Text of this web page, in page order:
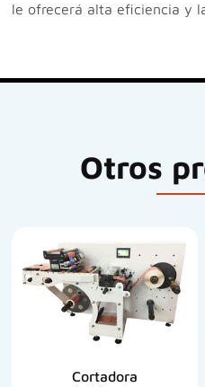
le ofrecerá alta eficiencia y
Otros
Cortadora